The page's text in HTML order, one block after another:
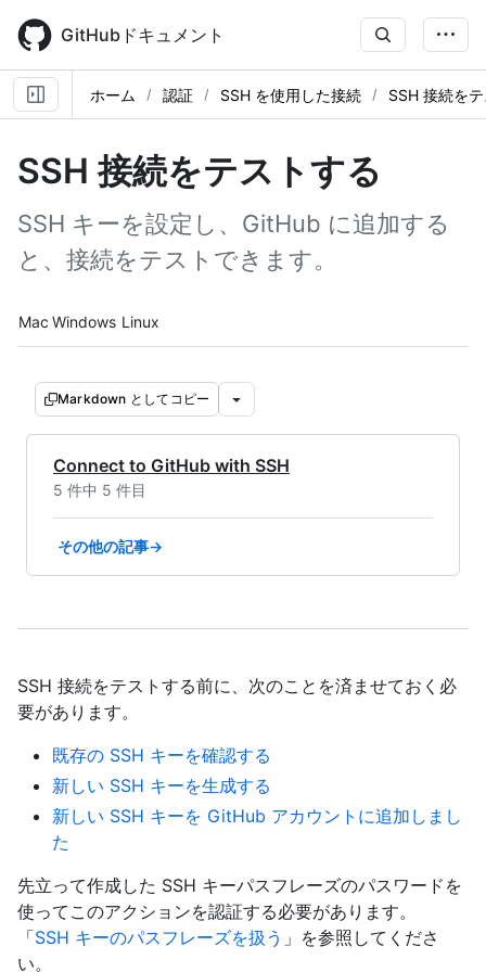
main
content
GitHubドキュメント
ホーム 認証 SSH を使用した接続 SSH 接続を
SSH 接続をテストする
SSH キーを設定し、GitHub に追加する
と、接続をテストできます。
Platform navigation
Mac Windows Linux
Markdown としてコピー
Connect to GitHub with SSH
5 件中 5 件目
その他の記事→
SSH 接続をテストする前に、次のことを済ませておく必
要があります。
既存の SSH キーを確認する
新しい SSH キーを生成する
新しい SSH キーを GitHub アカウントに追加しまし
た
先立って作成した SSH キーパスフレーズのパスワードを
使ってこのアクションを認証する必要があります。
「SSH キーのパスフレーズを扱う 」を参照してくださ
い。